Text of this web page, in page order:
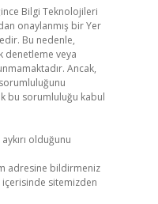
Bilgi Teknolojileri
onaylanmış bir Yer
Bu nedenle,
denetleme veya
Ancak,
bu sorumluluğu kabul
olduğunu
adresine bildirmeniz
sitemizden